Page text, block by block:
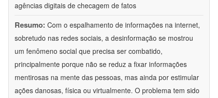
agências digitais de checagem de fatos
Resumo: Com o espalhamento de informações na internet,
sobretudo nas redes sociais, a desinformação se mostrou
um fenômeno social que precisa ser combatido,
principalmente porque não se reduz a fixar informações
mentirosas na mente das pessoas, mas ainda por estimular
ações danosas, física ou virtualmente. O problema tem sido